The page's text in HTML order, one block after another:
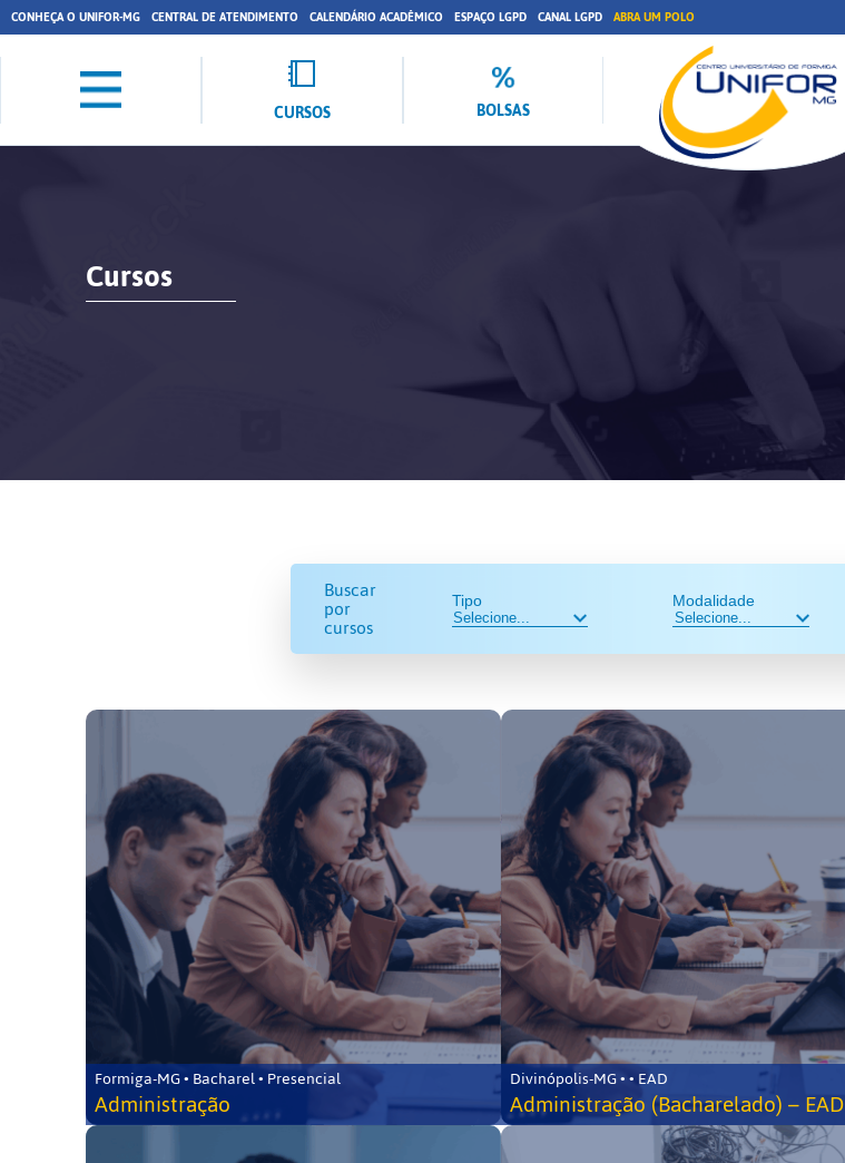
CONHEÇA O UNIFOR-MG CENTRAL DE ATENDIMENTO CALENDÁRIO ACADÊMICO ESPAÇO LGPD CANAL LGPD ABRA UM POLO
CURSOS BOLSAS
Cursos
Buscar
por
cursos
Tipo Modalidade
Formiga-MG • Bacharel • Presencial
Administração
Divinópolis-MG • • EAD
Administração (Bacharelado) – EAD